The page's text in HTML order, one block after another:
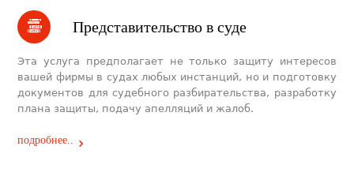
Представительство в суде
Эта услуга предполагает не только защиту интересов
вашей фирмы в судах любых инстанций, но и подготовку
документов для судебного разбирательства, разработку
плана защиты, подачу апелляций и жалоб.
подробнее..